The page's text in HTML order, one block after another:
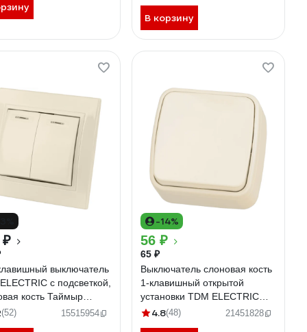
В корзину
₽
выключатель
с подсветкой,
кость Таймыр
0105
(52) 15515954
-14%
56 ₽
65 ₽
Выключатель слоновая кость
1-клавишный открытой
установки TDM ELECTRIC
IP20 10А, серия "Дача"
4.8(48) 21451828